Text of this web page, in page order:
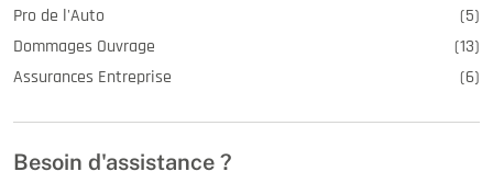
Pro de l'Auto
(5)
Dommages Ouvrage
(13)
Assurances Entreprise
(6)
Besoin d'assistance ?